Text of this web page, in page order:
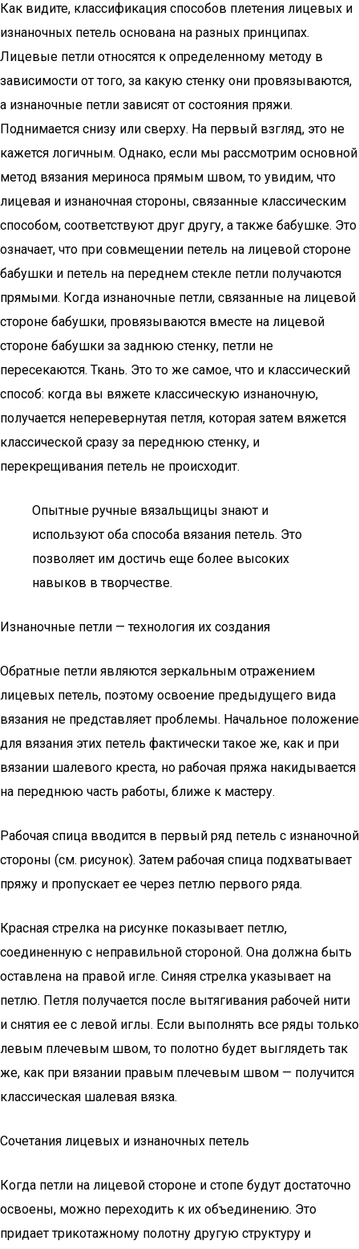
Как видите, классификация способов плетения лицевых и
изнаночных петель основана на разных принципах.
Лицевые петли относятся к определенному методу в
зависимости от того, за какую стенку они провязываются,
а изнаночные петли зависят от состояния пряжи.
Поднимается снизу или сверху. На первый взгляд, это не
кажется логичным. Однако, если мы рассмотрим основной
метод вязания мериноса прямым швом, то увидим, что
лицевая и изнаночная стороны, связанные классическим
способом, соответствуют друг другу, а также бабушке. Это
означает, что при совмещении петель на лицевой стороне
бабушки и петель на переднем стекле петли получаются
прямыми. Когда изнаночные петли, связанные на лицевой
стороне бабушки, провязываются вместе на лицевой
стороне бабушки за заднюю стенку, петли не
пересекаются. Ткань. Это то же самое, что и классический
способ: когда вы вяжете классическую изнаночную,
получается неперевернутая петля, которая затем вяжется
классической сразу за переднюю стенку, и
перекрещивания петель не происходит.
Опытные ручные вязальщицы знают и
используют оба способа вязания петель. Это
позволяет им достичь еще более высоких
навыков в творчестве.
Изнаночные петли — технология их создания
Обратные петли являются зеркальным отражением
лицевых петель, поэтому освоение предыдущего вида
вязания не представляет проблемы. Начальное положение
для вязания этих петель фактически такое же, как и при
вязании шалевого креста, но рабочая пряжа накидывается
на переднюю часть работы, ближе к мастеру.
Рабочая спица вводится в первый ряд петель с изнаночной
стороны (см. рисунок). Затем рабочая спица подхватывает
пряжу и пропускает ее через петлю первого ряда.
Красная стрелка на рисунке показывает петлю,
соединенную с неправильной стороной. Она должна быть
оставлена на правой игле. Синяя стрелка указывает на
петлю. Петля получается после вытягивания рабочей нити
и снятия ее с левой иглы. Если выполнять все ряды только
левым плечевым швом, то полотно будет выглядеть так
же, как при вязании правым плечевым швом — получится
классическая шалевая вязка.
Сочетания лицевых и изнаночных петель
Когда петли на лицевой стороне и стопе будут достаточно
освоены, можно переходить к их объединению. Это
придает трикотажному полотну другую структуру и